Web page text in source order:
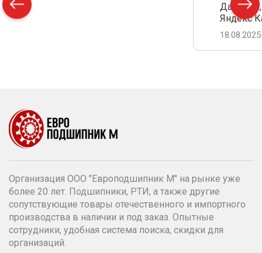
Дамир
Яндекс
18.08.2025
Организация ООО "Европодшипник М" на рынке уже
более 20 лет. Подшипники, РТИ, а также другие
сопутствующие товары отечественного и импортного
производства в наличии и под заказ. Опытные
сотрудники, удобная система поиска, скидки для
организаций.